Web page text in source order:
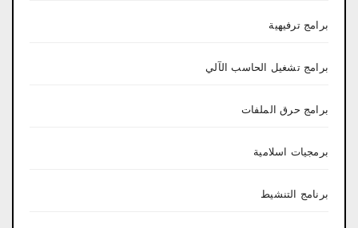
برامج ترفيهية
برامج تشغيل الحاسب الآلي
برامج حرق الملفات
برمجيات اسلامية
برنامج التنشيط